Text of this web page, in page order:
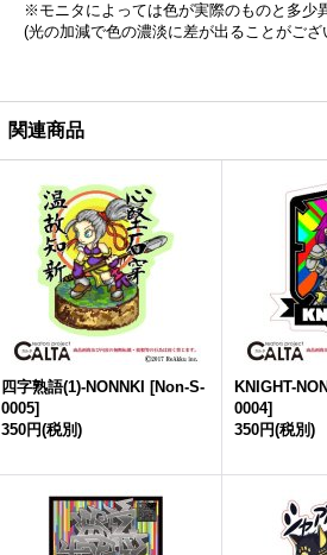
※モニタによっては色が実際のものと多少
(光の加減で色の濃淡に差が出ることがござ
関連商品
四字熟語(1)-NONNKI [Non-S-
0005]
350円(税別)
KNIGHT-
0004]
350円(税別)